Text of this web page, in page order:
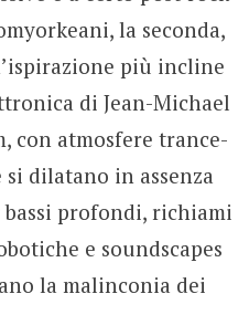
la seconda,
più incline
di Jean-Michael
con atmosfere trance-
dilatano in assenza
profondi, richiami
e soundscapes
la malinconia dei